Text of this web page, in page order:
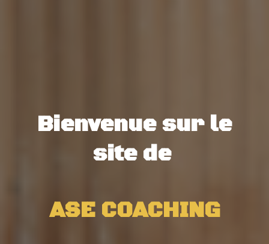
Bienvenue sur le
site de
ASE COACHING